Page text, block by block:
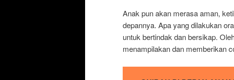
Anak pun akan merasa aman,
depannya. Apa yang dilakukan
untuk bertindak dan bersikap.
menampilakan dan memberikan